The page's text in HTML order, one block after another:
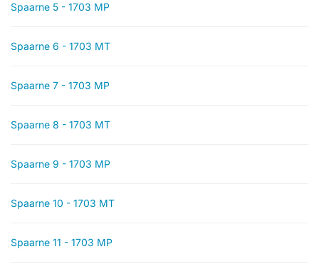
Spaarne 5 - 1703 MP
Spaarne 6 - 1703 MT
Spaarne 7 - 1703 MP
Spaarne 8 - 1703 MT
Spaarne 9 - 1703 MP
Spaarne 10 - 1703 MT
Spaarne 11 - 1703 MP